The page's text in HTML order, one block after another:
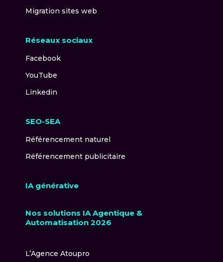
Migration sites web
Réseaux sociaux
Facebook
YouTube
Linkedin
SEO-SEA
Référencement naturel
Référencement publicitaire
IA générative
Nos solutions IA Agentique &
Automatisation 2026
L’Agence Atoupro